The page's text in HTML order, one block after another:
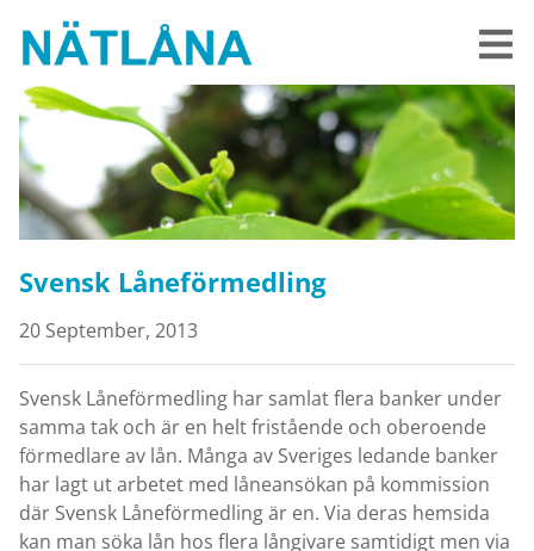
Svensk Låneförmedling
20 September, 2013
Svensk Låneförmedling har samlat flera banker under
samma tak och är en helt fristående och oberoende
förmedlare av lån. Många av Sveriges ledande banker
har lagt ut arbetet med låneansökan på kommission
där Svensk Låneförmedling är en. Via deras hemsida
kan man söka lån hos flera långivare samtidigt men via